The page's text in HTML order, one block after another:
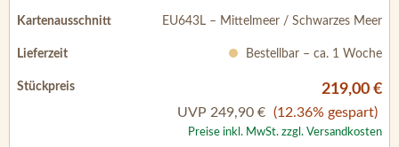
EU643L – Mittelmeer / Schwarzes Meer
Bestellbar – ca. 1 Woche
219,00 €
UVP 249,90 € (12.36% gespart)
Preise inkl. MwSt. zzgl. Versandkosten